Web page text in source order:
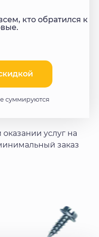
кто обратился к
суммируются
услуг на
заказ